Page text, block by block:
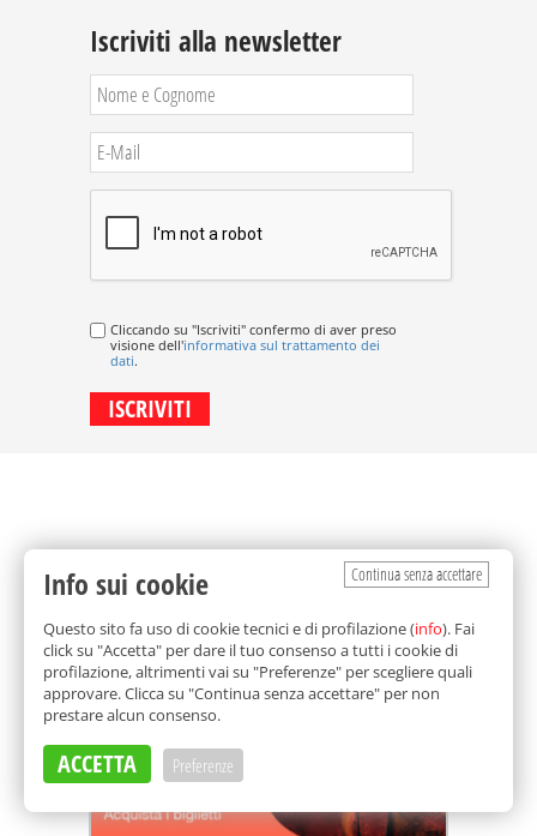
Iscriviti alla newsletter
Cliccando su "Iscriviti" confermo di aver preso
visione dell'informativa sul trattamento dei
dati.
Continua senza accettare
Info sui cookie
Questo sito fa uso di cookie tecnici e di profilazione (info). Fai
click su "Accetta" per dare il tuo consenso a tutti i cookie di
profilazione, altrimenti vai su "Preferenze" per scegliere quali
approvare. Clicca su "Continua senza accettare" per non
prestare alcun consenso.
ACCETTA Preferenze